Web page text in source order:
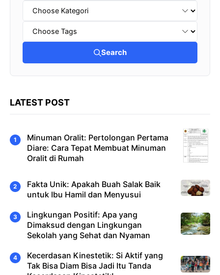
Search
LATEST POST
Minuman Oralit: Pertolongan Pertama
Diare: Cara Tepat Membuat Minuman
Oralit di Rumah
Fakta Unik: Apakah Buah Salak Baik
untuk Ibu Hamil dan Menyusui
Lingkungan Positif: Apa yang
Dimaksud dengan Lingkungan
Sekolah yang Sehat dan Nyaman
Kecerdasan Kinestetik: Si Aktif yang
Tak Bisa Diam Bisa Jadi Itu Tanda